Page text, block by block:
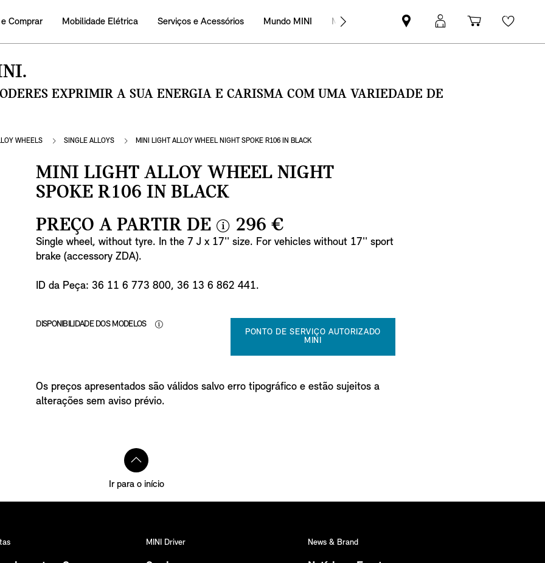
Comprar Mobilidade Elétrica Serviços e Acessórios Mundo MINI MINI Empresas
Pesquisar
parceiro
Iniciar
sessão
Carrinho
de
EXPRIMIR A SUA ENERGIA E CARISMA COM UMA VARIEDADE DE
WHEELS SINGLE ALLOYS MINI LIGHT ALLOY WHEEL NIGHT SPOKE R106 IN BLACK
MINI LIGHT ALLOY WHEEL NIGHT
SPOKE R106 IN BLACK
PREÇO A PARTIR DE
i
o
296 €
Single wheel, without tyre. In the 7 J x 17'' size. For vehicles without 17'' sport
brake (accessory ZDA).
ID da Peça: 36 11 6 773 800, 36 13 6 862 441.
DISPONIBILIDADE DOS MODELOS
PONTO DE SERVIÇO AUTORIZADO
MINI
Os preços apresentados são válidos salvo erro tipográfico e estão sujeitos a
alterações sem aviso prévio.
Ir para o início
MINI Driver News & Brand